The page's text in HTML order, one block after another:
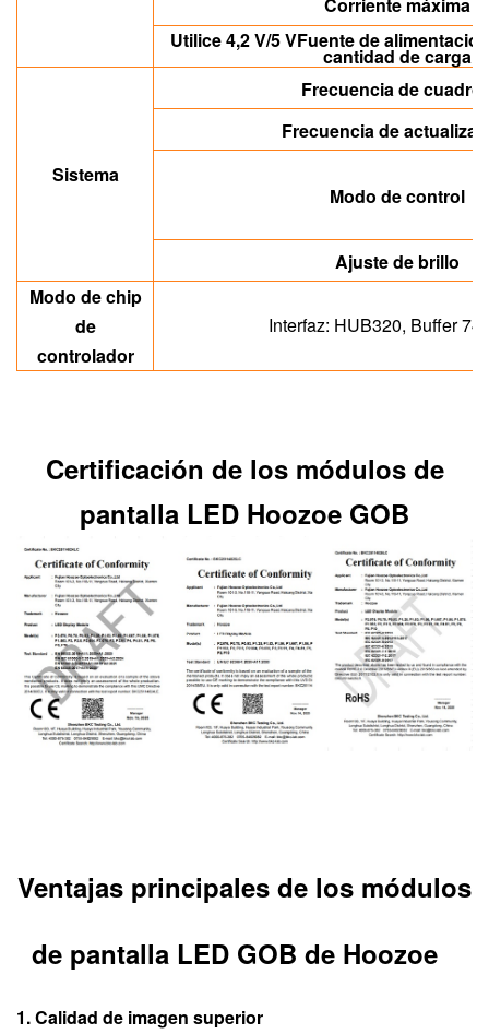
Utilice 4,2 V/5 VFuente de
cantidad de carga
Sistema
Frecuencia de
Frecuencia de
Modo de control
Ajuste de brillo
Modo de chip
de
controlador
Interfaz: HUB320, Buffer
Certificación de los módulos de
pantalla LED Hoozoe GOB
Ventajas principales de los módulos
de pantalla LED GOB de Hoozoe
1. Calidad de imagen superior